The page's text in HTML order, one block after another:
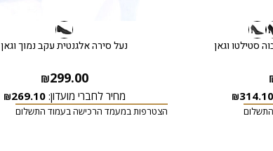
סטילטו וגאן
₪314.10
נעל סירה אלגנטית עקב נמוך וגאן
₪299.00
מחיר לחברי מועדון: ₪269.10
הצטרפות במעמד הרכישה בעמוד התשלום